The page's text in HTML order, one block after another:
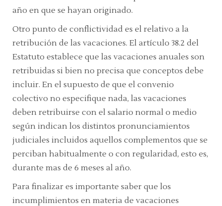
año en que se hayan originado.
Otro punto de conflictividad es el relativo a la
retribución de las vacaciones. El artículo 38.2 del
Estatuto establece que las vacaciones anuales son
retribuidas si bien no precisa que conceptos debe
incluir. En el supuesto de que el convenio
colectivo no especifique nada, las vacaciones
deben retribuirse con el salario normal o medio
según indican los distintos pronunciamientos
judiciales incluidos aquellos complementos que se
perciban habitualmente o con regularidad, esto es,
durante mas de 6 meses al año.
Para finalizar es importante saber que los
incumplimientos en materia de vacaciones